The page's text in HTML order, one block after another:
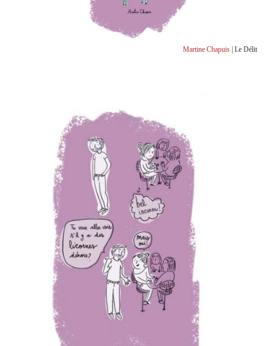
Martine Chapuis | Le Délit